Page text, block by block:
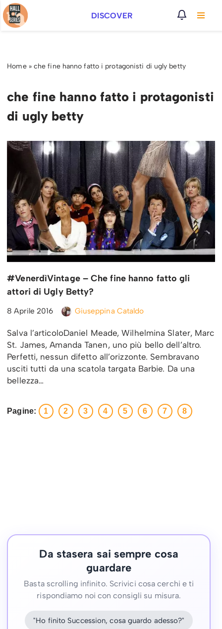
Vai
DISCOVER
Home» che fine hanno fatto i protagonisti di ugly betty
che fine hanno fatto i protagonisti
di ugly betty
#VenerdìVintage – Che fine hanno fatto gli
attori di Ugly Betty?
8 Aprile 2016 Giuseppina Cataldo
Salva l’articoloDaniel Meade, Wilhelmina Slater, Marc
St. James, Amanda Tanen, uno più bello dell’altro.
Perfetti, nessun difetto all’orizzonte. Sembravano
usciti tutti da una scatola targata Barbie. Da una
bellezza…
Pagine: 1 2 3 4 5 6 7 8
Da stasera sai sempre cosa
guardare
Basta scrolling infinito. Scrivici cosa cerchi e ti
rispondiamo noi con consigli su misura.
"Ho finito Succession, cosa guardo adesso?"